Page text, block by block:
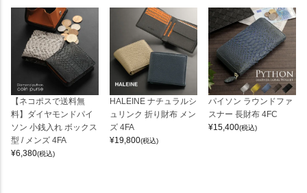
【ネコポスで送料無
料】ダイヤモンドパイ
ソン 小銭入れ ボックス
型 / メンズ 4FA
¥6,380(税込)
HALEINE ナチュラルシ
ュリンク 折り財布 メン
ズ 4FA
¥19,800(税込)
パイソン ラウンドファ
スナー 長財布 4FC
¥15,400(税込)